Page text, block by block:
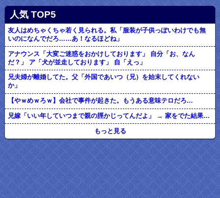
人気 TOP5
友人はめちゃくちゃ若く見られる。私「服装が子供っぽいわけでも無
いのになんでだろ……あ！なるほどね」
アナウンス「大変ご迷惑をおかけしております」 自分「お、なん
だ？」 ア「犬が並走しております」 自「えっ」
兄夫婦が離婚してた。父「外国であいつ（兄）を始末してくれない
か」
【やｗめｗろｗ】会社で事件が起きた。もうある意味テロだろ…
兄嫁「いい年していつまで親の脛かじってんだよ」 → 家をでた結果…
もっと見る